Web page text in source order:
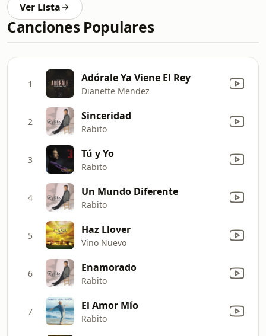
Ver Lista
Canciones Populares
1 Adórale Ya Viene El Rey
Dianette Mendez
2 Sinceridad
Rabito
3 Tú y Yo
Rabito
4 Un Mundo Diferente
Rabito
5 Haz Llover
Vino Nuevo
6 Enamorado
Rabito
7 El Amor Mío
Rabito